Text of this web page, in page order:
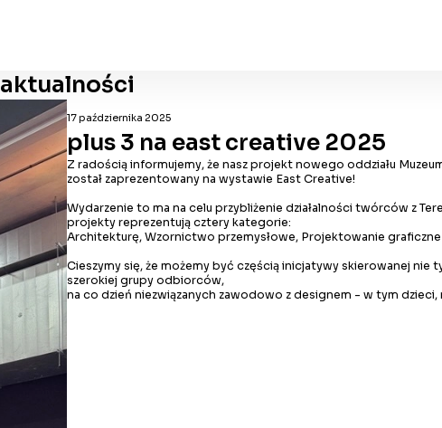
aktualności
17 października 2025
plus 3 na east creative 2025
Z radością informujemy, że nasz projekt nowego oddziału
został zaprezentowany na wystawie East Creative!
Wydarzenie to ma na celu przybliżenie działalności twórców z
projekty reprezentują cztery kategorie:
Architekturę, Wzornictwo przemysłowe, Projektowanie
Cieszymy się, że możemy być częścią inicjatywy skierowanej
szerokiej grupy odbiorców,
na co dzień niezwiązanych zawodowo z designem - w tym dzieci,